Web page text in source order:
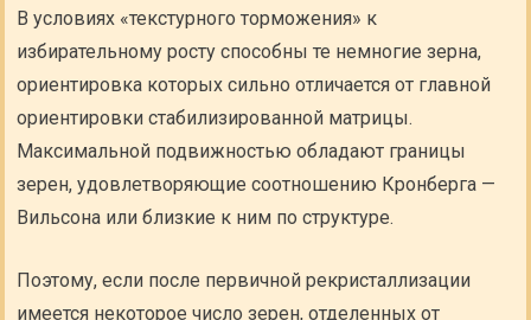
В условиях «текстурного торможения» к
избирательному росту способны те немногие зерна,
ориентировка которых сильно отличается от главной
ориентировки стабилизированной матрицы.
Максимальной подвижностью обладают границы
зерен, удовлетворяющие соотношению Кронберга —
Вильсона или близкие к ним по структуре.
Поэтому, если после первичной рекристаллизации
имеется некоторое число зерен, отделенных от